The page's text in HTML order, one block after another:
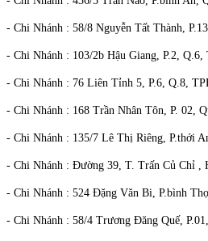
- Chi Nhánh : 58/8 Nguyễn Tất Thành,
- Chi Nhánh : 103/2b Hậu Giang, P.2, Q.6,
- Chi Nhánh : 76 Liên Tỉnh 5, P.6, Q.8,
- Chi Nhánh : 168 Trần Nhân Tôn, P. 02,
- Chi Nhánh : 135/7 Lê Thị Riêng, P.thới
- Chi Nhánh : Đường 39, T. Trấn Củ Chỉ ,
- Chi Nhánh : 524 Đặng Văn Bi, P.bình
- Chi Nhánh : 58/4 Trương Đăng Quế,